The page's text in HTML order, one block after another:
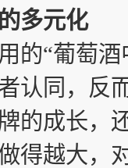
多元化
“葡萄酒
认同，反
的成长，
得越大，